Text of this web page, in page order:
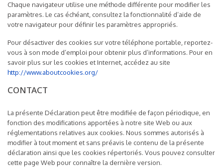
Chaque navigateur utilise une méthode différente pour modifier les
paramètres. Le cas échéant, consultez la fonctionnalité d’aide de
votre navigateur pour définir les paramètres appropriés.
Pour désactiver des cookies sur votre téléphone portable, reportez-
vous à son mode d’emploi pour obtenir plus d’informations. Pour en
savoir plus sur les cookies et Internet, accédez au site
http://www.aboutcookies.org/
CONTACT
La présente Déclaration peut être modifiée de façon périodique, en
fonction des modifications apportées à notre site Web ou aux
réglementations relatives aux cookies. Nous sommes autorisés à
modifier à tout moment et sans préavis le contenu de la présente
déclaration ainsi que les cookies répertoriés. Vous pouvez consulter
cette page Web pour connaître la dernière version.